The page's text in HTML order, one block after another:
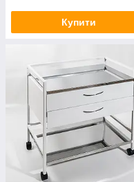
Купити